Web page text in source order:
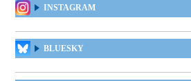
INSTAGRAM
BLUESKY